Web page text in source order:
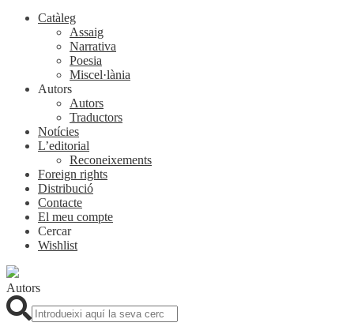
Catàleg
Assaig
Narrativa
Poesia
Miscel·lània
Autors
Autors
Traductors
Notícies
L’editorial
Reconeixements
Foreign rights
Distribució
Contacte
El meu compte
Cercar
Wishlist
Autors